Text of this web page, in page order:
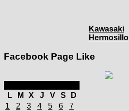
Kawasaki
Hermosillo
Facebook Page Like
L
M X J V S
D
1
2 3 4 5 6
7